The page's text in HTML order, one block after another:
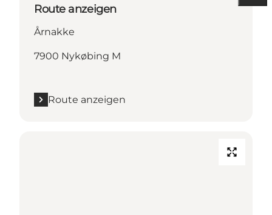
Route anzeigen
Årnakke
7900 Nykøbing M
Route anzeigen